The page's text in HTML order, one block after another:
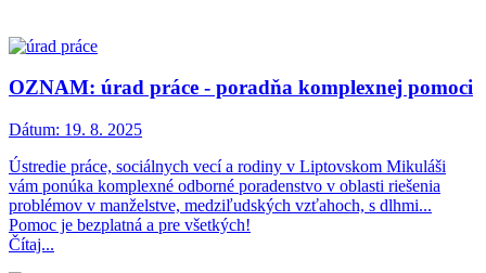
OZNAM: úrad práce - poradňa komplexnej pomoci
Dátum: 19. 8. 2025
Ústredie práce, sociálnych vecí a rodiny v Liptovskom Mikuláši
vám ponúka komplexné odborné poradenstvo v oblasti riešenia
problémov v manželstve, medziľudských vzťahoch, s dlhmi...
Pomoc je bezplatná a pre všetkých!
Čítaj...